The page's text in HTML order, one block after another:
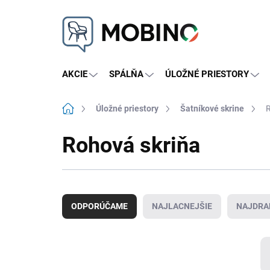
AKCIE SPÁLŇA ÚLOŽNÉ PRIESTORY
DomovÚložné priestory Šatníkové skrine
Rohová skriňa
a
d
ODPORÚČAME NAJLACNEJŠIE